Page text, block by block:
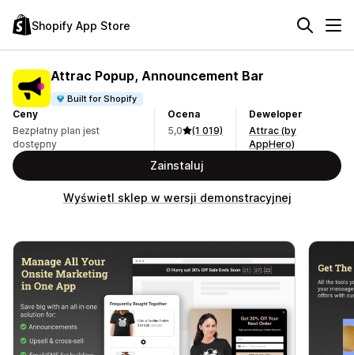
Shopify App Store
Attrac Popup, Announcement Bar
Built for Shopify
Ceny
Bezpłatny plan jest
dostępny
Ocena
5,0
(1 019)
Deweloper
Attrac (by
AppHero)
Zainstaluj
Wyświetl sklep w wersji demonstracyjnej